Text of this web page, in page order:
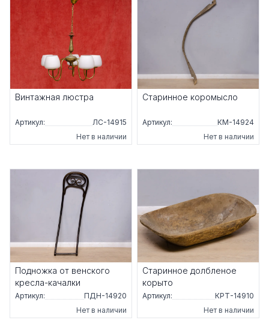
Винтажная люстра
Артикул:
ЛС-14915
Нет в наличии
Старинное коромысло
Артикул:
КМ-14924
Нет в наличии
Подножка от венского
кресла-качалки
Артикул:
ПДН-14920
Нет в наличии
Старинное долбленое
корыто
Артикул:
КРТ-14910
Нет в наличии